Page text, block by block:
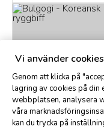
1 h
12
Ingredienser
Medel
Vi använder cookies
Genom att klicka på
lagring av cookies på din
webbplatsen, analysera
våra
kan du trycka på